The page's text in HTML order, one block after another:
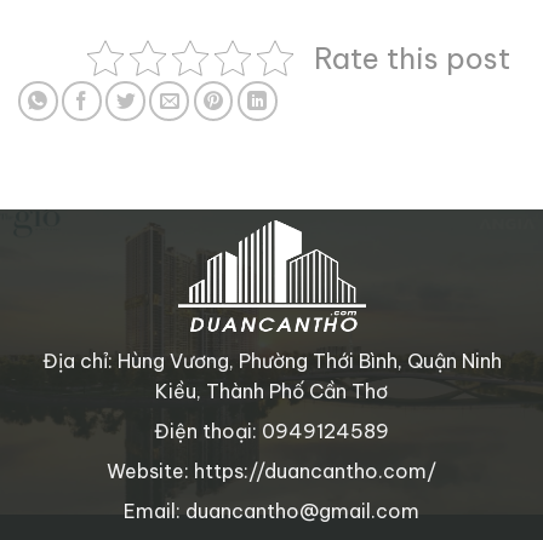
Rate this post
Địa chỉ: Hùng Vương, Phường Thới Bình, Quận Ninh
Kiều, Thành Phố Cần Thơ
Điện thoại: 0949124589
Website: https://duancantho.com/
Email: duancantho@gmail.com